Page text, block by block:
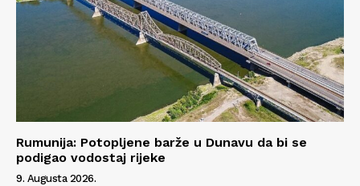
Rumunija: Potopljene barže u Dunavu da bi se
podigao vodostaj rijeke
9. Augusta 2026.